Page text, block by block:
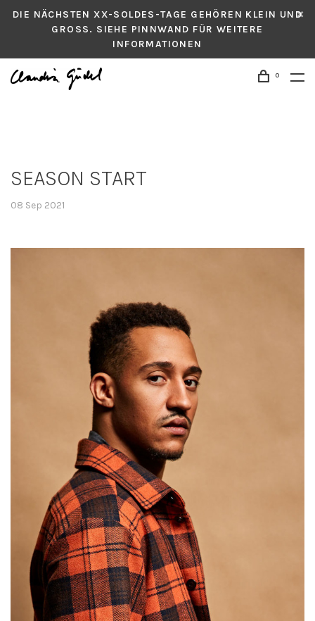
DIE NÄCHSTEN XX-SOLDES-TAGE GEHÖREN KLEIN UND
GROSS. SIEHE PINNWAND FÜR WEITERE
INFORMATIONEN
0
SEASON START
08 Sep 2021